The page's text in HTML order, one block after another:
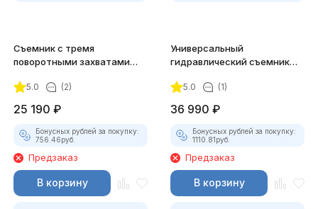
Съемник с тремя
поворотными захватами
5.0 (2)
25 190 ₽
Бонусных рублей за покупку:
756.46руб.
Предзаказ
В корзину
Универсальный
гидравлический съемник
5.0 (1)
36 990 ₽
Бонусных рублей за покупку:
1110.81руб.
Предзаказ
В корзину